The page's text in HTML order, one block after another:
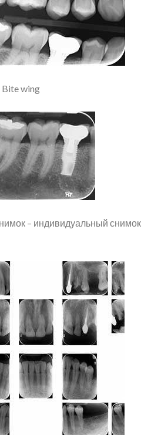
wing
– индивидуальный снимок